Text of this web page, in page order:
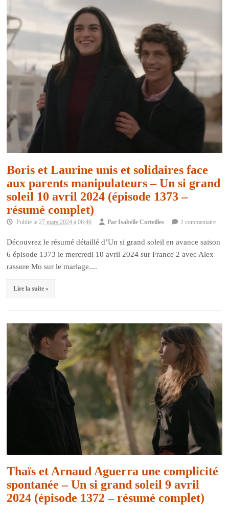
Boris et Laurine unis et solidaires face
aux parents manipulateurs – Un si grand
soleil 10 avril 2024 (épisode 1373 –
résumé complet)
Publié le27 mars 2024 à 06:46 ParIsabelle Corteilles 1 commentaire
Découvrez le résumé détaillé d’Un si grand soleil en avance saison
6 épisode 1373 le mercredi 10 avril 2024 sur France 2 avec Alex
rassure Mo sur le mariage....
Lire la suite »
Thaïs et Arnaud Aguerra une complicité
spontanée – Un si grand soleil 9 avril
2024 (épisode 1372 – résumé complet)